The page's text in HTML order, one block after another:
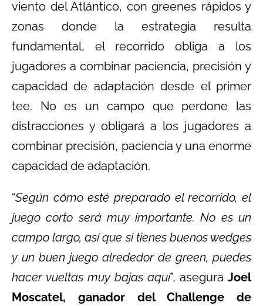
viento del Atlántico, con greenes rápidos y
zonas donde la estrategia resulta
fundamental, el recorrido obliga a los
jugadores a combinar paciencia, precisión y
capacidad de adaptación desde el primer
tee. No es un campo que perdone las
distracciones y obligará a los jugadores a
combinar precisión, paciencia y una enorme
capacidad de adaptación.
“Según cómo esté preparado el recorrido, el
juego corto será muy importante. No es un
campo largo, así que si tienes buenos wedges
y un buen juego alrededor de green, puedes
hacer vueltas muy bajas aquí”, asegura Joel
Moscatel, ganador del Challenge de